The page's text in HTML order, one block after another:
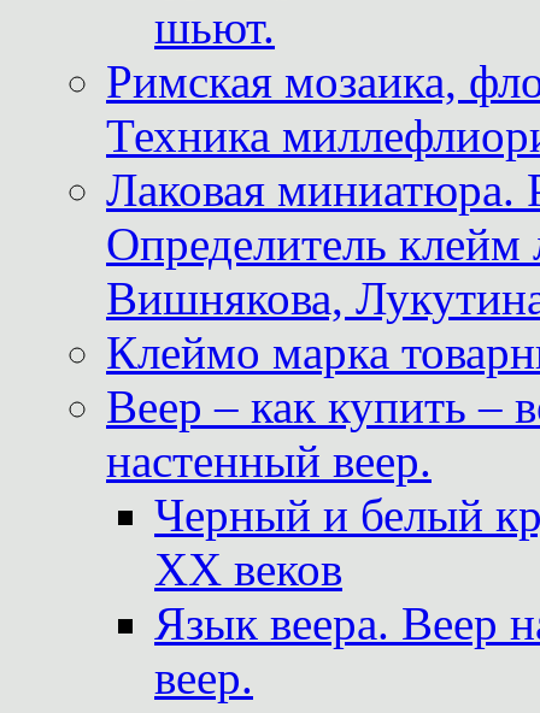
шьют.
Римская мозаика,
Техника
Лаковая миниатюра.
Определитель
Вишнякова,
Клеймо марка
Веер – как купить –
настенный веер.
Черный и белый
XX веков
Язык веера. Веер
веер.